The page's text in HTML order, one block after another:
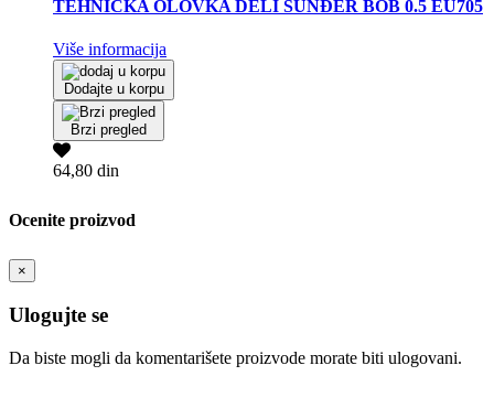
TEHNIČKA OLOVKA DELI SUNĐER BOB 0.5 EU705
Više informacija
Dodajte u korpu
Brzi pregled
64,80 din
Ocenite proizvod
×
Ulogujte se
Da biste mogli da komentarišete proizvode morate biti ulogovani.